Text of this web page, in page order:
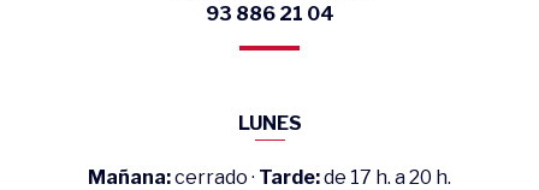
93 886 21 04
LUNES
Mañana:cerrado · Tarde:de 17 h. a 20 h.